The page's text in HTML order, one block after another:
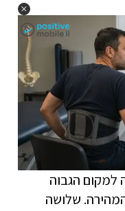
למקום הגבוה
שלושה